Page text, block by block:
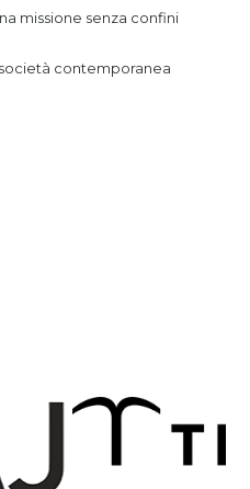
missione senza confini
contemporanea